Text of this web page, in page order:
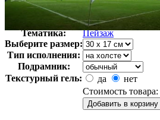
Автор:
Неизвестно
Фотография
Тематика:
Пейзаж
Выберите размер:
Тип исполнения:
Подрамник:
Текстурный гель:
да
нет
Стоимость товара: